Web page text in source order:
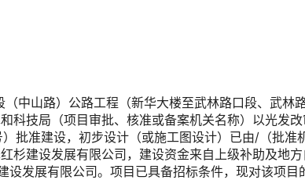
中山路）公路工程（新华大楼至武林路口段、武林
科技局（项目审批、核准或备案机关名称）以光发
批准建设，初步设计（或施工图设计）已由/（批准
杉建设发展有限公司，建设资金来自 上级补助及地
设发展有限公司。项目已具备招标条件，现对该项目